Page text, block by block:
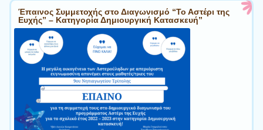
Έπαινος Συμμετοχής στο Διαγωνισμό “Το Αστέρι της
Ευχής” – Κατηγορία Δημιουργική Κατασκευή”